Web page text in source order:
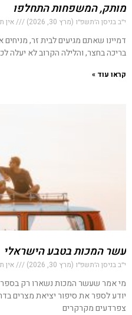
מותק, המשפחות התחלפו
י״ב בניסן ה׳תשפ״ו (מרץ 30, 2026) אין
דמיינו שאתם מגיעים לבית זר,
בריכה בחצר, והלילה הקרוב לא יעלה
קראו עוד »
עשר המכות בטבע הישראלי
י״ב בניסן ה׳תשפ״ו (מרץ 30, 2026) אין
מי אמר שעשר המכות נשארו רק
יודע לספר את סיפור יציאת מצרים
צפרדעים מקרקרים